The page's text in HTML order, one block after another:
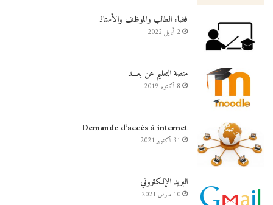
فضاء الطالب والموظف والأستاذ
2 أبريل 2022
منصة التعليم عن بعـــد
8 أكتوبر 2019
Demande d’accès à internet
31 أكتوبر 2021
البريد الإلكتروني
10 مارس 2021